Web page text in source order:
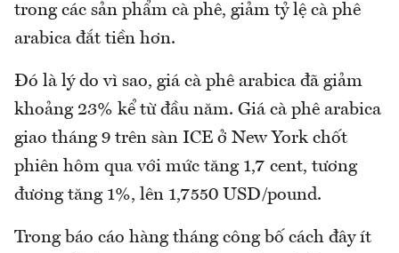
trong các sản phẩm cà phê, giảm tỷ lệ cà phê
arabica đắt tiền hơn.
Đó là lý do vì sao, giá cà phê arabica đã giảm
khoảng 23% kể từ đầu năm. Giá cà phê arabica
giao tháng 9 trên sàn ICE ở New York chốt
phiên hôm qua với mức tăng 1,7 cent, tương
đương tăng 1%, lên 1,7550 USD/pound.
Trong báo cáo hàng tháng công bố cách đây ít